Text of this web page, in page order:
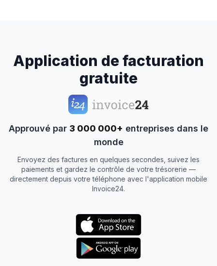
Application de facturation
gratuite
Approuvé par 3 000 000+ entreprises dans le
monde
Envoyez des factures en quelques secondes, suivez les
paiements et gardez le contrôle de votre trésorerie —
directement depuis votre téléphone avec l'application mobile
Invoice24.